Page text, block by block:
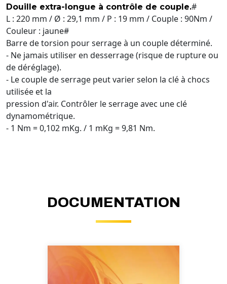
Douille extra-longue à contrôle de couple.#
L : 220 mm / Ø : 29,1 mm / P : 19 mm / Couple : 90Nm /
Couleur : jaune#
Barre de torsion pour serrage à un couple déterminé.
- Ne jamais utiliser en desserrage (risque de rupture ou
de déréglage).
- Le couple de serrage peut varier selon la clé à chocs
utilisée et la
pression d'air. Contrôler le serrage avec une clé
dynamométrique.
- 1 Nm = 0,102 mKg. / 1 mKg = 9,81 Nm.
DOCUMENTATION